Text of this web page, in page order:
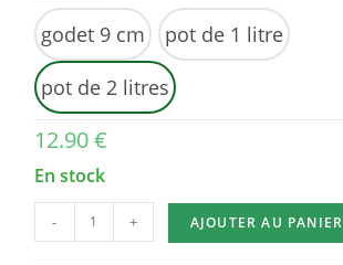
godet 9 cm
pot de 1 litre
pot de 2 litres
12.90€
En stock
- + AJOUTER AU PANIER